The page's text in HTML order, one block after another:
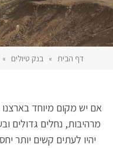
דף הבית »בנק טיולים »
אם יש מקום מיוחד בארצנו
מרהיבות, נחלים גדולים
יהיו לעתים קשים יותר